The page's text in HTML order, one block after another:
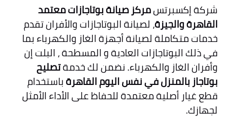
شركة إكسبرتسمركز صيانة بوتاجازات معتمد
القاهرة والجيزة، لصيانة البوتاجازات والأفران تقدم
خدمات متكاملة لصيانة أجهزة الغاز والكهرباء بما
في ذلك البوتاجازات العادية و المسطحة ، البلت إن
وأفران الغاز والكهرباء. نضمن لك خدمةتصليح
بوتاجاز بالمنزل في نفس اليوم القاهرةباستخدام
قطع غيار أصلية معتمدة للحفاظ على الأداء الأمثل
لجهازك.